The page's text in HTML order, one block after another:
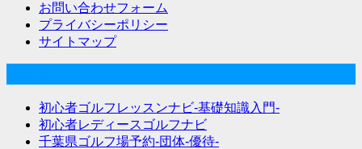
お問い合わせフォーム
プライバシーポリシー
サイトマップ
初心者ゴルフレッスンナビ-基礎知識入門-
初心者レディースゴルフナビ
千葉県ゴルフ場予約-団体-優待-